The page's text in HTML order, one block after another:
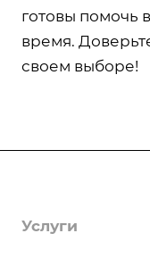
готовы помочь
время.
своем выборе!
О компании
Услуги